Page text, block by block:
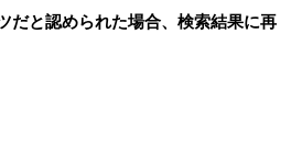
だと認められた場合、検索結果に再